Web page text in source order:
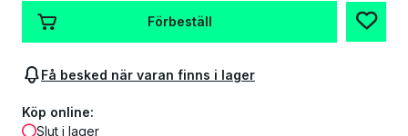
Förbeställ
Få besked när varan finns i lager
Köp online:
Slut i lager